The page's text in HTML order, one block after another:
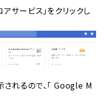
サービス」をクリックし
れるので、「 Google M